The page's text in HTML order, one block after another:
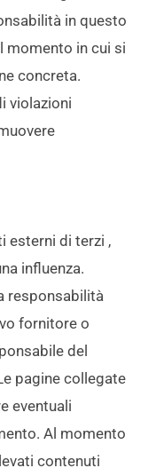
in questo
momento in cui si
concreta.
violazioni
esterni di terzi ,
influenza.
responsabilità
fornitore o
del
pagine collegate
eventuali
Al momento
contenuti